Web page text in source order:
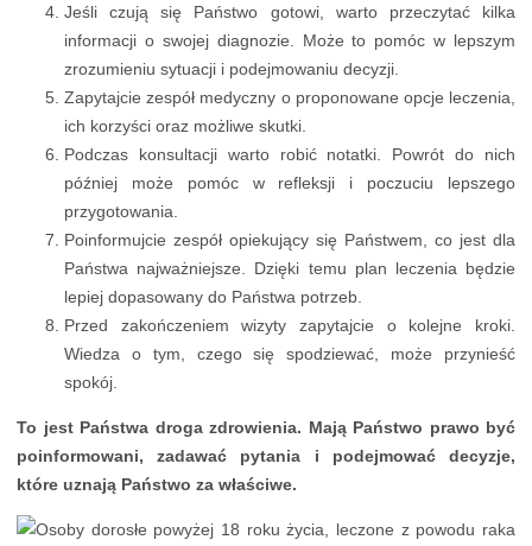
Jeśli czują się Państwo gotowi, warto przeczytać kilka
informacji o swojej diagnozie. Może to pomóc w lepszym
zrozumieniu sytuacji i podejmowaniu decyzji.
Zapytajcie zespół medyczny o proponowane opcje leczenia,
ich korzyści oraz możliwe skutki.
Podczas konsultacji warto robić notatki. Powrót do nich
później może pomóc w refleksji i poczuciu lepszego
przygotowania.
Poinformujcie zespół opiekujący się Państwem, co jest dla
Państwa najważniejsze. Dzięki temu plan leczenia będzie
lepiej dopasowany do Państwa potrzeb.
Przed zakończeniem wizyty zapytajcie o kolejne kroki.
Wiedza o tym, czego się spodziewać, może przynieść
spokój.
To jest Państwa droga zdrowienia. Mają Państwo prawo być
poinformowani, zadawać pytania i podejmować decyzje,
które uznają Państwo za właściwe.